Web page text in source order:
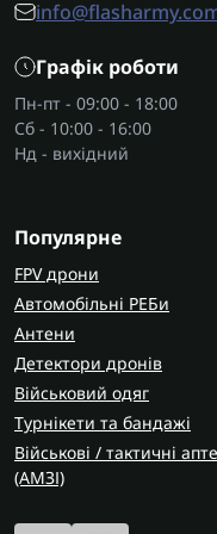
Годинники-
польових умовах.
Водолазні моделі
глибину,
герметичність.
підвищена
точність роботи
довгий ресурс
додаткові
й барометра;
стійкість до
камуфляжні чи
гармонійно
Як обрати
Перш ніж купити
Графік роботи
Пн-пт - 09:00 - 18:00
Сб - 10:00 - 16:00
Нд - вихідний
Популярне
FPV дрони
Автомобільні РЕБи
Антени
Детектори дронів
Військовий одяг
Турнікети та бандажі
Військові / тактичні
(AMЗІ)